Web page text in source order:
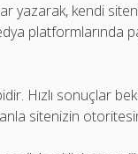
yazarak, kendi
platformlarında
Hızlı sonuçlar
sitenizin